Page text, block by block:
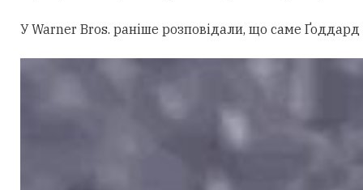
У Warner Bros. раніше розповідали, що саме